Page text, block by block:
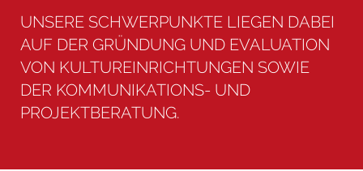
UNSERE SCHWERPUNKTE LIEGEN DABEI
AUF DER GRÜNDUNG UND EVALUATION
VON KULTUREINRICHTUNGEN SOWIE
DER KOMMUNIKATIONS- UND
PROJEKTBERATUNG.